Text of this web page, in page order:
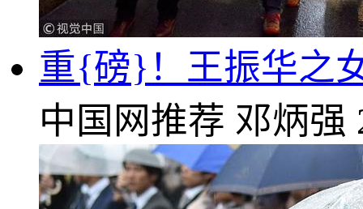
重{磅}！王振华之
中国网推荐 邓炳强